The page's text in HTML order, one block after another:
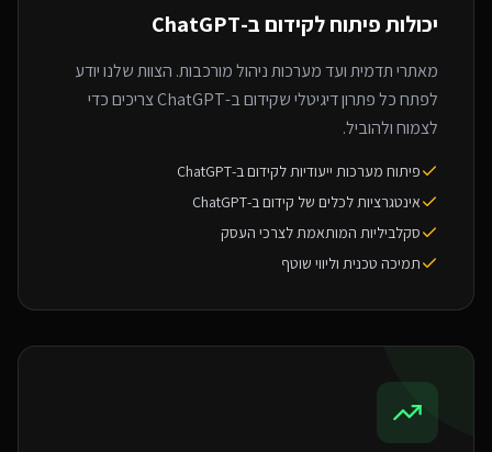
יכולות פיתוח לקידום ב-ChatGPT
מאתרי תדמית ועד מערכות ניהול מורכבות. הצוות שלנו יודע
לפתח כל פתרון דיגיטלי שקידום ב-ChatGPT צריכים כדי
לצמוח ולהוביל.
פיתוח מערכות ייעודיות לקידום ב-ChatGPT
אינטגרציות לכלים של קידום ב-ChatGPT
סקלביליות המותאמת לצרכי העסק
תמיכה טכנית וליווי שוטף